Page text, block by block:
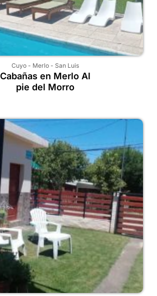
Cuyo- Merlo- San Luis
Cabañas en Merlo Al
pie del Morro